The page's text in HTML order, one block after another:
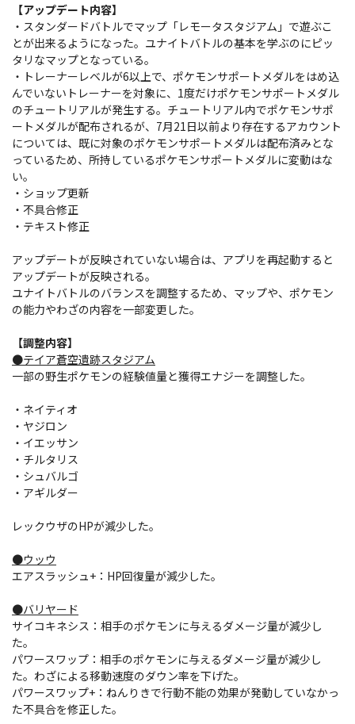
【アップデート内容】
・スタンダードバトルでマップ「レモータスタジアム」で遊ぶこ
とが出来るようになった。ユナイトバトルの基本を学ぶのにピッ
タリなマップとなっている。
・トレーナーレベルが6以上で、ポケモンサポートメダルをはめ込
んでいないトレーナーを対象に、1度だけポケモンサポートメダル
のチュートリアルが発生する。チュートリアル内でポケモンサポ
ートメダルが配布されるが、7月21日以前より存在するアカウント
については、既に対象のポケモンサポートメダルは配布済みとな
っているため、所持しているポケモンサポートメダルに変動はな
い。
・ショップ更新
・不具合修正
・テキスト修正
アップデートが反映されていない場合は、アプリを再起動すると
アップデートが反映される。
ユナイトバトルのバランスを調整するため、マップや、ポケモン
の能力やわざの内容を一部変更した。
【調整内容】
●テイア蒼空遺跡スタジアム
一部の野生ポケモンの経験値量と獲得エナジーを調整した。
・ネイティオ
・ヤジロン
・イエッサン
・チルタリス
・シュバルゴ
・アギルダー
レックウザのHPが減少した。
●ウッウ
エアスラッシュ+：HP回復量が減少した。
●バリヤード
サイコキネシス：相手のポケモンに与えるダメージ量が減少し
た。
パワースワップ：相手のポケモンに与えるダメージ量が減少し
た。わざによる移動速度のダウン率を下げた。
パワースワップ+：ねんりきで行動不能の効果が発動していなかっ
た不具合を修正した。